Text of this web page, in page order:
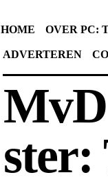
HOME OVER PC:
ADVERTEREN
ster: